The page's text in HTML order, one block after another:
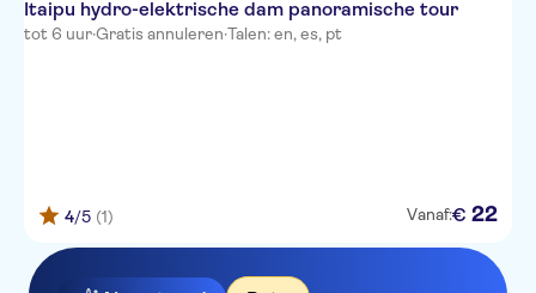
Itaipu hydro-elektrische dam panoramische tour
tot 6 uur·Gratis annuleren·Talen: en, es, pt
4/5 (1) Vanaf:€ 22